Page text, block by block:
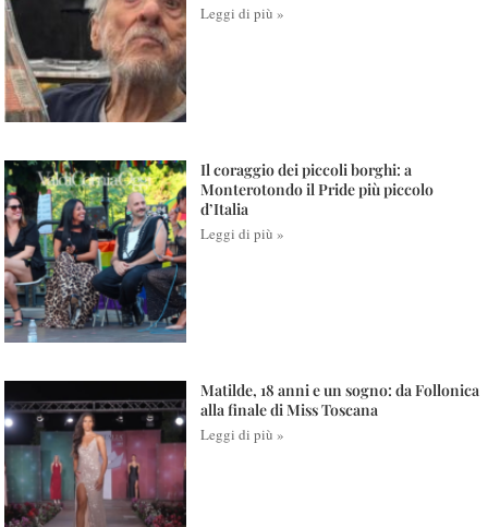
Leggi di più »
Il coraggio dei piccoli borghi: a
Monterotondo il Pride più piccolo
d’Italia
Leggi di più »
Matilde, 18 anni e un sogno: da Follonica
alla finale di Miss Toscana
Leggi di più »